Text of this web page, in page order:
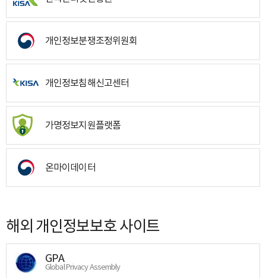
개인정보분쟁조정위원회
개인정보침해신고센터
가명정보지원플랫폼
온마이데이터
해외 개인정보보호 사이트
GPA
Global Privacy Assembly